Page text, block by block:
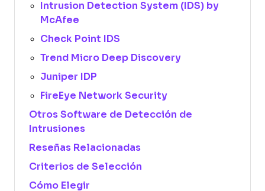
Intrusion Detection System (IDS) by
McAfee
Check Point IDS
Trend Micro Deep Discovery
Juniper IDP
FireEye Network Security
Otros Software de Detección de
Intrusiones
Reseñas Relacionadas
Criterios de Selección
Cómo Elegir